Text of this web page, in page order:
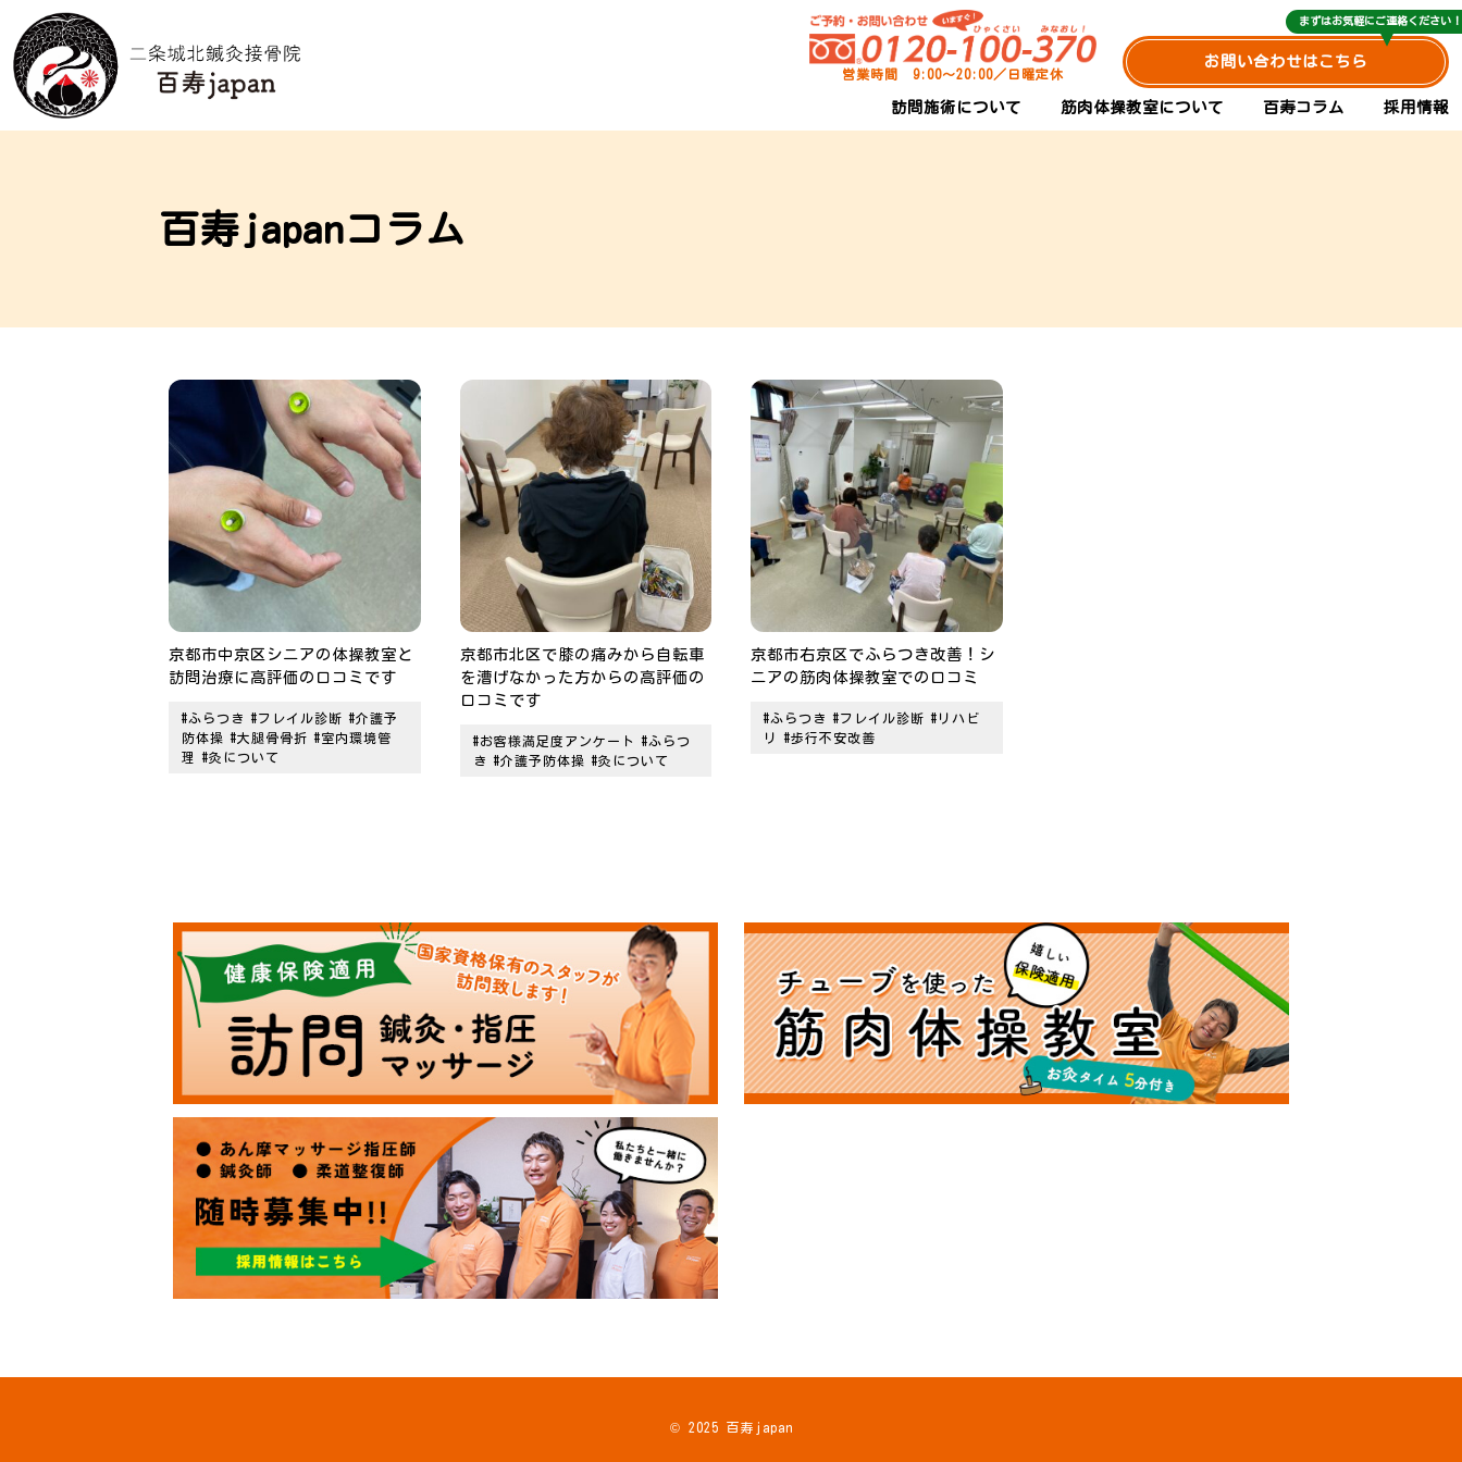
営業時間 9:00～20:00／日曜定休
まずはお気軽にご連絡ください！
お問い合わせはこちら
訪問施術について 筋肉体操教室について 百寿コラム 採用情報
百寿japanコラム
京都市中京区シニアの体操教室と
訪問治療に高評価の口コミです
#ふらつき #フレイル診断 #介護予
防体操 #大腿骨骨折 #室内環境管
理
#灸について
京都市北区で膝の痛みから自転車
を漕げなかった方からの高評価の
口コミです
#お客様満足度アンケート
#ふらつ
き
#介護予防体操 #灸について
京都市右京区でふらつき改善！シ
ニアの筋肉体操教室での口コミ
#ふらつき #フレイル診断 #リハビ
リ
#歩行不安改善
© 2025 百寿japan